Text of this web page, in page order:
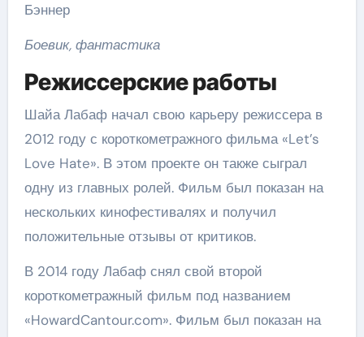
Бэннер
Боевик, фантастика
Режиссерские работы
Шайа Лабаф начал свою карьеру режиссера в
2012 году с короткометражного фильма «Let’s
Love Hate». В этом проекте он также сыграл
одну из главных ролей. Фильм был показан на
нескольких кинофестивалях и получил
положительные отзывы от критиков.
В 2014 году Лабаф снял свой второй
короткометражный фильм под названием
«HowardCantour.com». Фильм был показан на